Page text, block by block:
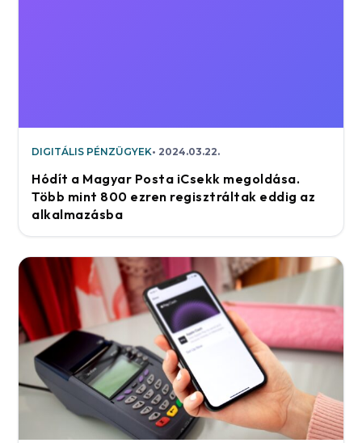
DIGITÁLIS PÉNZÜGYEK 2024.03.22.
Hódít a Magyar Posta iCsekk megoldása.
Több mint 800 ezren regisztráltak eddig az
alkalmazásba